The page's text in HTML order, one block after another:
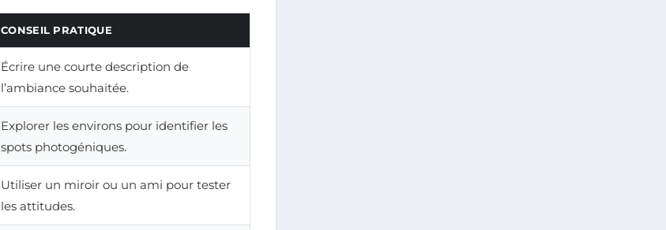
CONSEIL PRATIQUE
Écrire une courte description de
l’ambiance souhaitée.
Explorer les environs pour identifier les
spots photogéniques.
Utiliser un miroir ou un ami pour tester
les attitudes.